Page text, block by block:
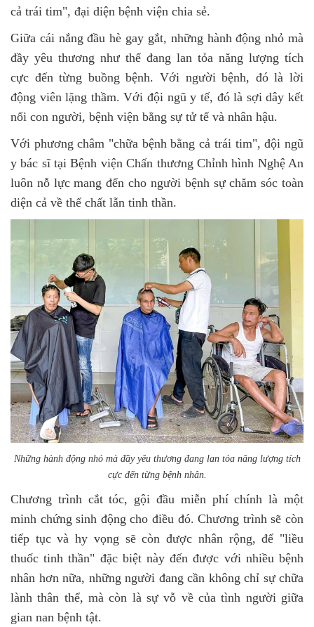
cả trái tim", đại diện bệnh viện chia sẻ.
Giữa cái nắng đầu hè gay gắt, những hành động nhỏ mà
đầy yêu thương như thế đang lan tỏa năng lượng tích
cực đến từng buồng bệnh. Với người bệnh, đó là lời
động viên lặng thầm. Với đội ngũ y tế, đó là sợi dây kết
nối con người, bệnh viện bằng sự tử tế và nhân hậu.
Với phương châm "chữa bệnh bằng cả trái tim", đội ngũ
y bác sĩ tại Bệnh viện Chấn thương Chỉnh hình Nghệ An
luôn nỗ lực mang đến cho người bệnh sự chăm sóc toàn
diện cả về thể chất lẫn tinh thần.
Những hành động nhỏ mà đầy yêu thương đang lan tỏa năng lượng tích
cực đến từng bệnh nhân.
Chương trình cắt tóc, gội đầu miễn phí chính là một
minh chứng sinh động cho điều đó. Chương trình sẽ còn
tiếp tục và hy vọng sẽ còn được nhân rộng, để "liều
thuốc tinh thần" đặc biệt này đến được với nhiều bệnh
nhân hơn nữa, những người đang cần không chỉ sự chữa
lành thân thể, mà còn là sự vỗ về của tình người giữa
gian nan bệnh tật.